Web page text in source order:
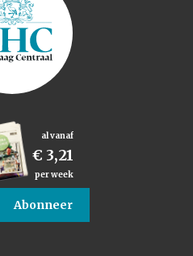
al vanaf
€ 3,21
per week
Abonneer